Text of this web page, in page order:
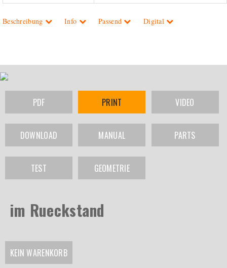
Beschreibung Info Passend Digital
PDF PRINT VIDEO
DOWNLOAD MANUAL PARTS
TEST GEOMETRIE
im Rueckstand
KEIN WARENKORB